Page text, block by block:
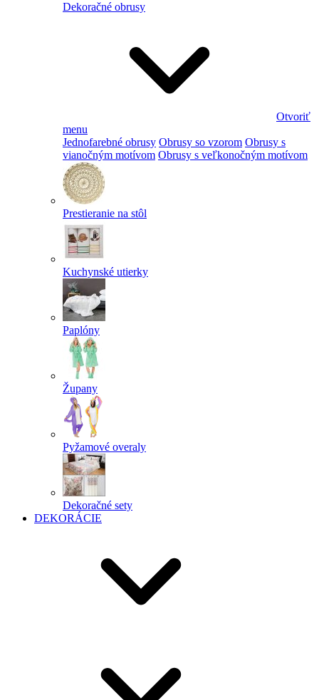
Dekoračné obrusy
Otvoriť
menu
Jednofarebné obrusy Obrusy so vzorom Obrusy s
vianočným motívom Obrusy s veľkonočným motívom
Prestieranie na stôl
Kuchynské utierky
Paplóny
Župany
Pyžamové overaly
Dekoračné sety
DEKORÁCIE